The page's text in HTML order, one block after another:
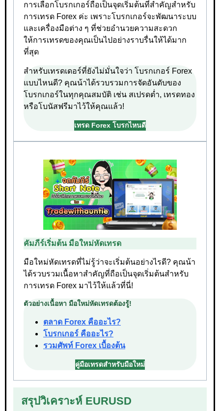
การเลือกโบรกเกอร์ถือเป็นจุดเริ่มต้นที่สำคัญสำหรับ
การเทรด Forex ค่ะ เพราะโบรกเกอร์จะพัฒนาระบบ
และเครื่องมือต่าง ๆ ที่ช่วยอำนวยความสะดวก
ให้การเทรดของคุณเป็นไปอย่างราบรื่นให้ได้มาก
ที่สุด
สำหรับเทรดเดอร์ที่ยังไม่มั่นใจว่า โบรกเกอร์ Forex
แบบไหนดี? คุณน้าได้รวบรวมการจัดอันดับของ
โบรกเกอร์ในทุกคุณสมบัติ เช่น สเปรดต่ำ, เทรดทอง
หรือโบนัสฟรีมาไว้ให้คุณแล้ว!
เทรด Forex โบรกไหนดี
คัมภีร์เริ่มต้น มือใหม่หัดเทรด
มือใหม่หัดเทรดที่ไม่รู้ว่าจะเริ่มต้นอย่างไรดี? คุณน้า
ได้รวบรวมเนื้อหาสำคัญที่ถือเป็นจุดเริ่มต้นสำหรับ
การเทรด Forex มาไว้ให้แล้วที่นี่!
ตัวอย่างเนื้อหา มือใหม่หัดเทรดต้องรู้!
ตลาด Forex คืออะไร?
โบรกเกอร์ คืออะไร?
รวมศัพท์ Forex เบื้องต้น
คู่มือเทรดสำหรับมือใหม่
สรุปวิเคราะห์ EURUSD